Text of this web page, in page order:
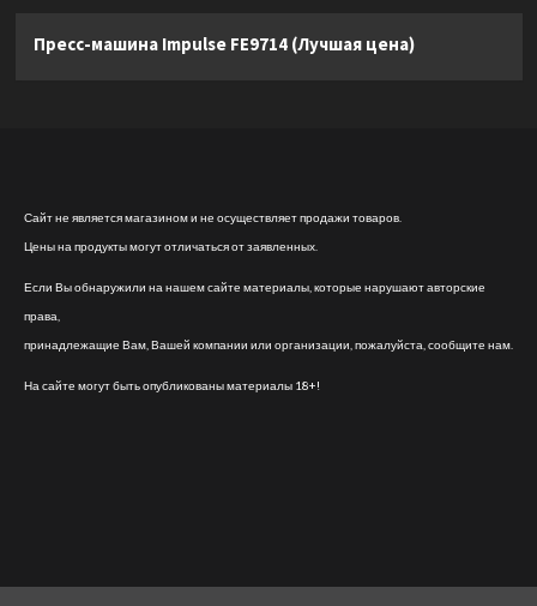
Пресс-машина Impulse FE9714 (Лучшая цена)
Сайт не является магазином и не осуществляет продажи товаров.
Цены на продукты могут отличаться от заявленных.
Если Вы обнаружили на нашем сайте материалы, которые нарушают авторские
права,
принадлежащие Вам, Вашей компании или организации, пожалуйста, сообщите нам.
На сайте могут быть опубликованы материалы 18+!